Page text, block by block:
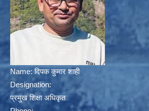
Name:दिपक कुमार शाही
Designation:
प्रमुख शिक्षा अधिकृत